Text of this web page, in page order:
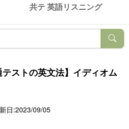
共テ 英語リスニング
テストの英文法】イディオム
日:2023/09/05